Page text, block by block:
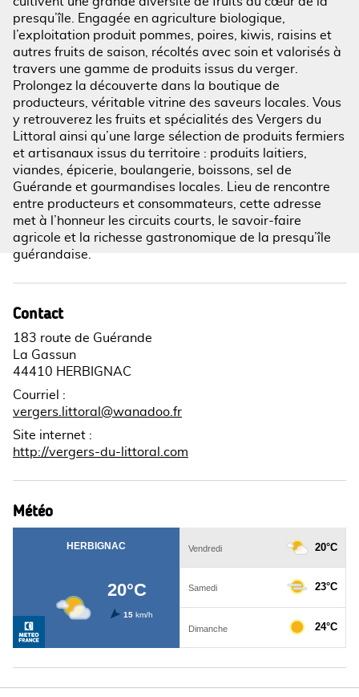
Voir l'image en plein écran
presqu’île. Engagée en agriculture biologique,
l’exploitation produit pommes, poires, kiwis, raisins et
autres fruits de saison, récoltés avec soin et valorisés à
travers une gamme de produits issus du verger.
Prolongez la découverte dans la boutique de
producteurs, véritable vitrine des saveurs locales. Vous
y retrouverez les fruits et spécialités des Vergers du
Littoral ainsi qu’une large sélection de produits fermiers
et artisanaux issus du territoire : produits laitiers,
viandes, épicerie, boulangerie, boissons, sel de
Guérande et gourmandises locales. Lieu de rencontre
entre producteurs et consommateurs, cette adresse
met à l’honneur les circuits courts, le savoir-faire
agricole et la richesse gastronomique de la presqu’île
guérandaise.
Contact
183 route de Guérande
La Gassun
44410 HERBIGNAC
Courriel
:
vergers.littoral@wanadoo.fr
Site internet :
http://vergers-du-littoral.com
Météo